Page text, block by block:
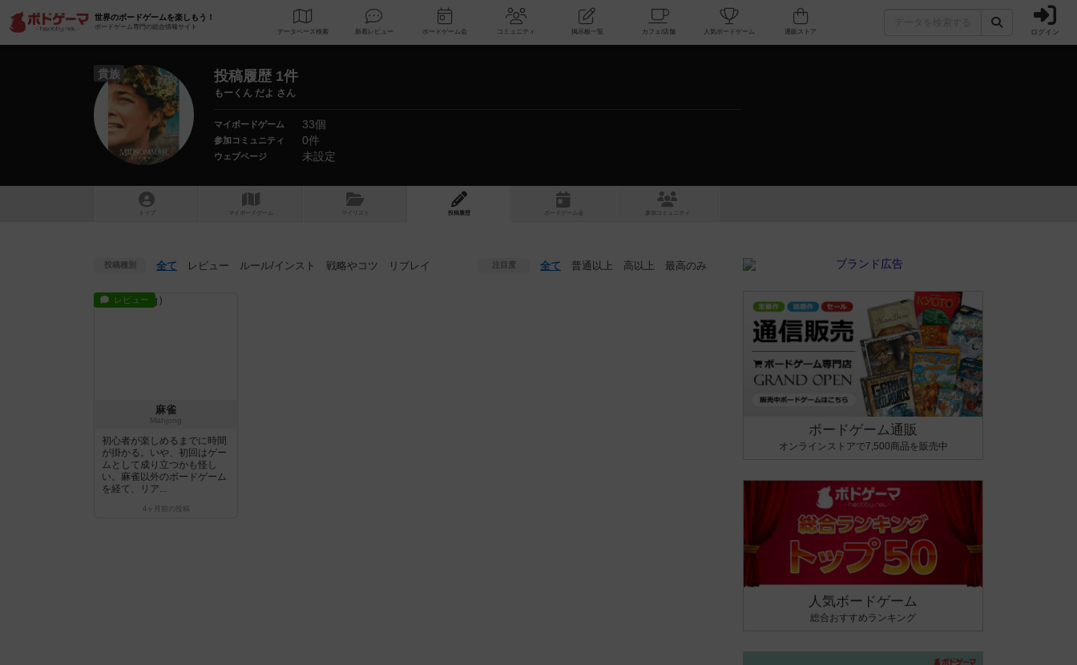
世界のボードゲームを楽しもう！
ボードゲーム専門の総合情報サイト
データベース 検索 新着レビュー ボードゲーム会 コミュニティ 掲示板一覧 カフェ/店舗 人気ボードゲーム ログイン
貴族 投稿履歴 1件
もーくん だよ さん
マイボードゲーム 33個
参加コミュニティ 0件
ウェブページ 未設定
トップ マイボードゲーム マイリスト 投稿履歴 ボ ドゲ ーム コミュニティ
投稿種別 全て レビュー ルール/インスト 戦略やコツ リプレイ 注目度 全て 普通以上 高以上 最高のみ
レビュー
麻雀
Mahjong
初心者が楽しめるまでに時間
が掛かる。いや、初回はゲー
ムとして成り立つかも怪し
い。麻雀以外のボードゲーム
を経て、リア...
4ヶ月前 の投稿
ボードゲーム通販
オンラインストアで7,500商品を販売中
人気ボードゲーム
総合おすすめランキング